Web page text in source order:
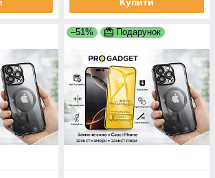
–51% Подарунок